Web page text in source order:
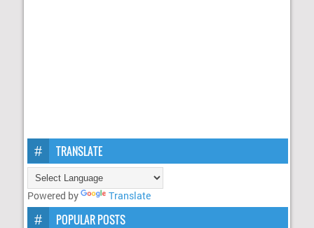
TRANSLATE
Powered by Translate
POPULAR POSTS